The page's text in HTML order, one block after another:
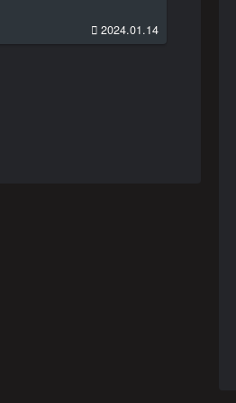
2024.01.14